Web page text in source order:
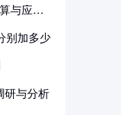
与应用
别加多少
研与分析